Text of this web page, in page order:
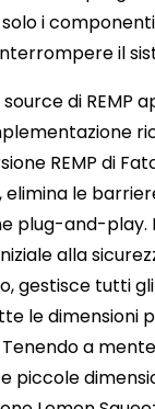
i
il
di REMP
REMP di
elimina le
plug-and-play.
alla
gestisce tutti
le dimensioni
a
piccole